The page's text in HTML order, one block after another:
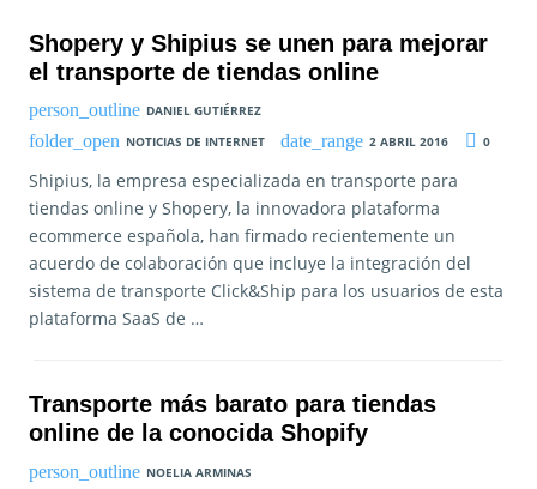
Shopery y Shipius se unen para mejorar
el transporte de tiendas online
DANIEL GUTIÉRREZ
NOTICIAS DE INTERNET
2 ABRIL 2016 0
Shipius, la empresa especializada en transporte para
tiendas online y Shopery, la innovadora plataforma
ecommerce española, han firmado recientemente un
acuerdo de colaboración que incluye la integración del
sistema de transporte Click&Ship para los usuarios de esta
plataforma SaaS de …
Transporte más barato para tiendas
online de la conocida Shopify
NOELIA ARMINAS